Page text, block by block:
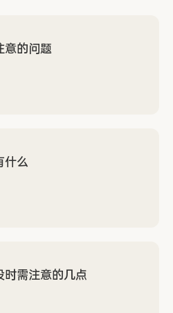
意的问题
什么
时需注意的几点